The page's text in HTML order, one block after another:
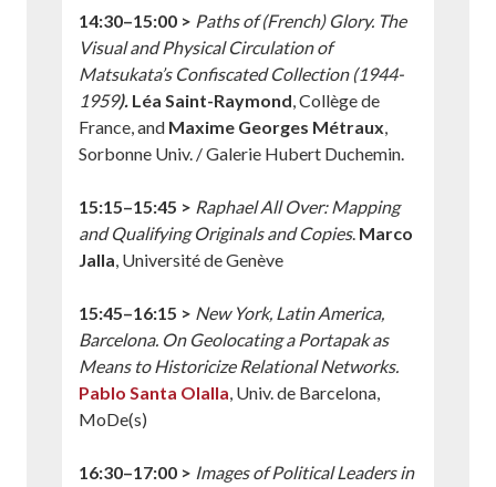
14:30–15:00 > Paths of (French) Glory. The
Visual and Physical Circulation of
Matsukata’s Confiscated Collection (1944-
1959). Léa Saint-Raymond, Collège de
France, and Maxime Georges Métraux,
Sorbonne Univ. / Galerie Hubert Duchemin.
15:15–15:45 > Raphael All Over: Mapping
and Qualifying Originals and Copies. Marco
Jalla, Université de Genève
15:45–16:15 > New York, Latin America,
Barcelona. On Geolocating a Portapak as
Means to Historicize Relational Networks.
Pablo Santa Olalla, Univ. de Barcelona,
MoDe(s)
16:30–17:00 > Images of Political Leaders in